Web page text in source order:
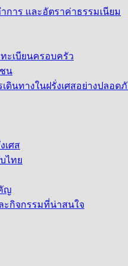
การ และอัตราค่าธรรมเนียม
ะเบียนครอบครัว
น
ดินทางในฝรั่งเศสอย่างปลอด
เศส
ไทย
ญ
กิจกรรมที่น่าสนใจ